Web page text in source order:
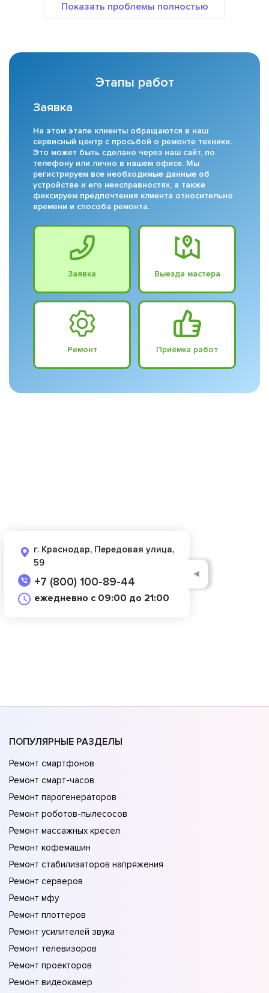
Этапы работ
Заявка
На этом этапе клиенты обращаются в наш
сервисный центр с просьбой о ремонте техники.
Это может быть сделано через наш сайт, по
телефону или лично в нашем офисе. Мы
регистрируем все необходимые данные об
устройстве и его неисправностях, а также
фиксируем предпочтения клиента относительно
времени и способа ремонта.
Заявка Выезда мастера
Ремонт Приёмка работ
г. Краснодар, Передовая улица,
59
+7 (800) 100-89-44
ежедневно с 09:00 до 21:00
◄
ПОПУЛЯРНЫЕ РАЗДЕЛЫ
Ремонт смартфонов
Ремонт смарт-часов
Ремонт парогенераторов
Ремонт роботов-пылесосов
Ремонт массажных кресел
Ремонт кофемашин
Ремонт стабилизаторов напряжения
Ремонт серверов
Ремонт мфу
Ремонт плоттеров
Ремонт усилителей звука
Ремонт телевизоров
Ремонт проекторов
Ремонт видеокамер